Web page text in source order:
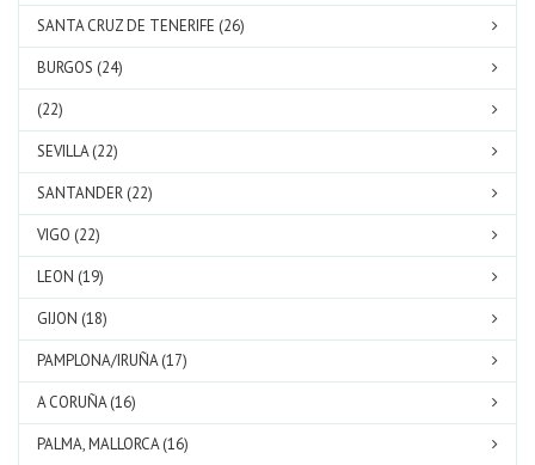
SANTA CRUZ DE TENERIFE (26)
BURGOS (24)
(22)
SEVILLA (22)
SANTANDER (22)
VIGO (22)
LEON (19)
GIJON (18)
PAMPLONA/IRUÑA (17)
A CORUÑA (16)
PALMA, MALLORCA (16)